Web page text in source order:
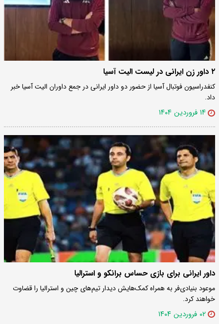
۲ داور زن ایرانی در لیست الیت آسیا
کنفدراسیون فوتبال آسیا از حضور دو داور ایرانی در جمع داوران الیت آسیا خبر
داد.
۱۴ فروردین ۱۴۰۴
داور ایرانی برای بازی حساس برانکو و استرالیا
موعود بنیادی‌فر به همراه کمک‌هایش دیدار تیم‌های چین و استرالیا را قضاوت
خواهند کرد.
۰۲ فروردین ۱۴۰۴